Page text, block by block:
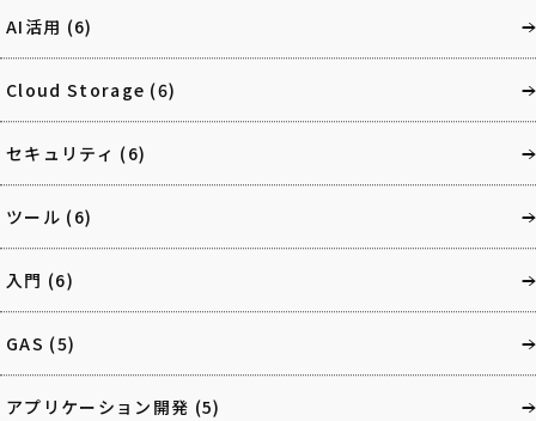
AI活用 (6)
Cloud Storage (6)
セキュリティ (6)
ツール (6)
入門 (6)
GAS (5)
アプリケーション開発 (5)